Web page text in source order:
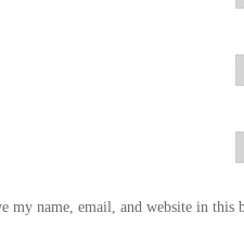
my name, email, and website in this